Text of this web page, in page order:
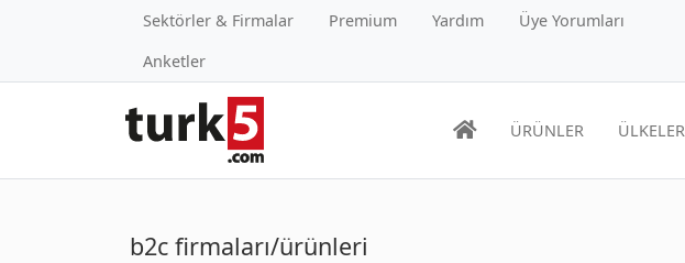
Sektörler & Firmalar Premium Yardım
Üye Yorumları
Anketler
ÜRÜNLER ÜLKELER
b2c firmaları/ürünleri